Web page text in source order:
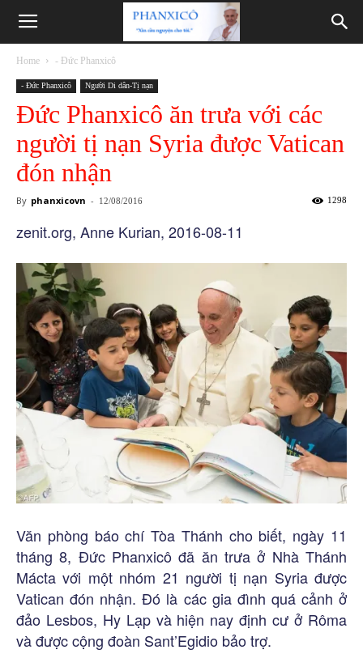
Phanxicô
Home - Đức Phanxicô
- Đức Phanxicô Người Di dân-Tị nạn
Đức Phanxicô ăn trưa với các
người tị nạn Syria được Vatican
đón nhận
By phanxicovn - 12/08/2016 1298
zenit.org, Anne Kurian, 2016-08-11
Văn phòng báo chí Tòa Thánh cho biết, ngày 11
tháng 8, Đức Phanxicô đã ăn trưa ở Nhà Thánh
Mácta với một nhóm 21 người tị nạn Syria được
Vatican đón nhận. Đó là các gia đình quá cảnh ở
đảo Lesbos, Hy Lạp và hiện nay định cư ở Rôma
và được cộng đoàn Sant’Egidio bảo trợ.